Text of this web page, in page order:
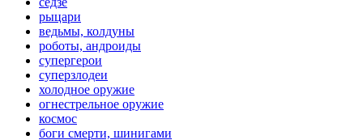
рыцари
ведьмы, колдуны
роботы, андроиды
супергерои
суперзлодеи
холодное оружие
огнестрельное оружие
космос
боги смерти, шинигами